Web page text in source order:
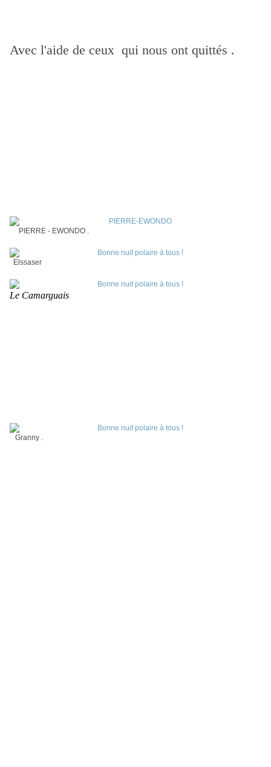
Avec l'aide de ceux qui nous ont quittés .
PIERRE - EWONDO .
Elssaser
Le Camarguais
Granny .